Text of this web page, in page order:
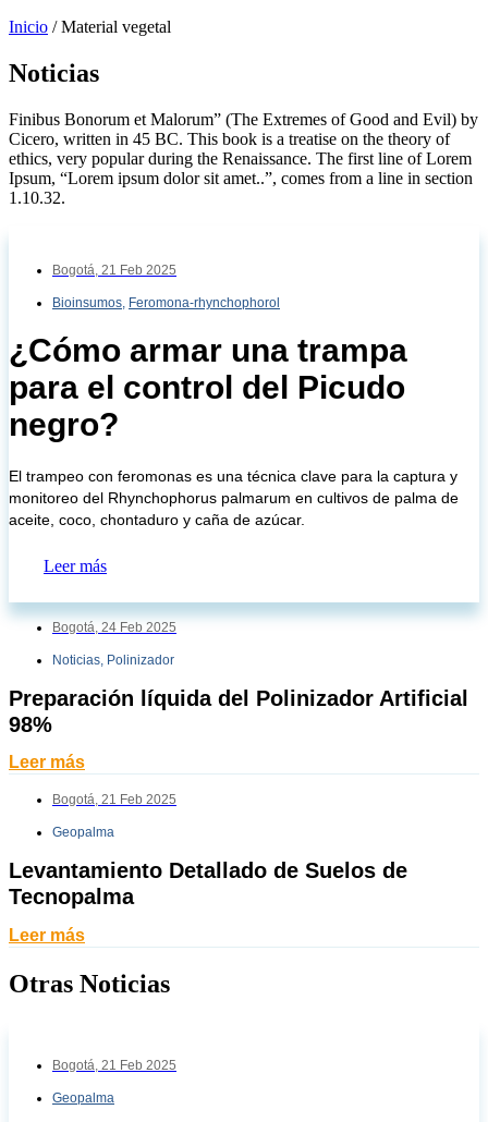
Inicio /Material vegetal
Noticias
Finibus Bonorum et Malorum” (The Extremes of Good and Evil) by
Cicero, written in 45 BC. This book is a treatise on the theory of
ethics, very popular during the Renaissance. The first line of Lorem
Ipsum, “Lorem ipsum dolor sit amet..”, comes from a line in section
1.10.32.
Bogotá, 21 Feb 2025
Bioinsumos, Feromona-rhynchophorol
¿Cómo armar una trampa
para el control del Picudo
negro?
El trampeo con feromonas es una técnica clave para la captura y
monitoreo del Rhynchophorus palmarum en cultivos de palma de
aceite, coco, chontaduro y caña de azúcar.
Leer más
Bogotá, 24 Feb 2025
Noticias, Polinizador
Preparación líquida del Polinizador Artificial
98%
Leer más
Bogotá, 21 Feb 2025
Geopalma
Levantamiento Detallado de Suelos de
Tecnopalma
Leer más
Otras Noticias
Bogotá, 21 Feb 2025
Geopalma